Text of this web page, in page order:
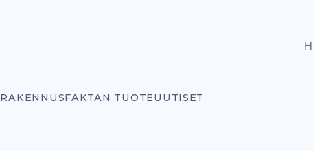
RAKENNUSFAKTAN TUOTEUUTISET